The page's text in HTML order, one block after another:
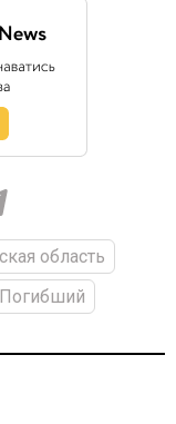
область
Погибший